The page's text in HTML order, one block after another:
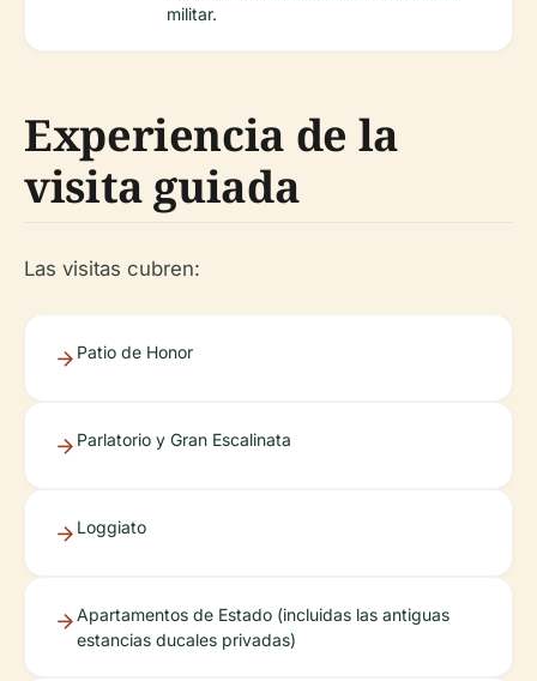
militar.
Experiencia de la
visita guiada
Las visitas cubren:
Patio de Honor
Parlatorio y Gran Escalinata
Loggiato
Apartamentos de Estado (incluidas las antiguas
estancias ducales privadas)